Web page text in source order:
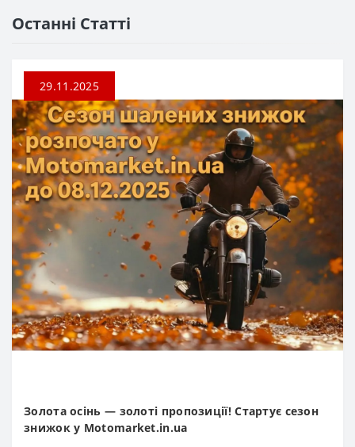
Останні Статті
29.11.2025
Золота осінь — золоті пропозиції! Стартує сезон
знижок у Motomarket.in.ua